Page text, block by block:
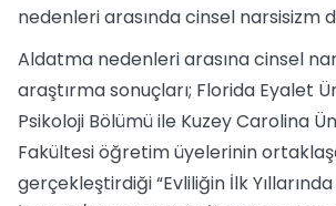
nedenleri arasında cinsel narsisizm
Aldatma nedenleri arasına cinsel
araştırma sonuçları; Florida Eyalet
Psikoloji Bölümü ile Kuzey Carolina
Fakültesi öğretim üyelerinin
gerçekleştirdiği “Evliliğin İlk